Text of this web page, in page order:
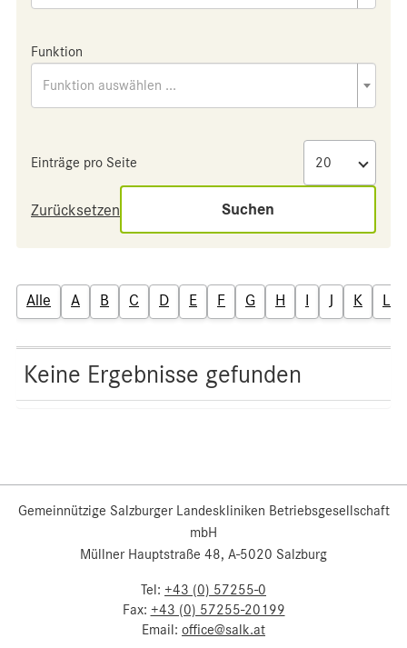
Funktion
Funktion auswählen ...
Einträge pro Seite
Zurücksetzen Suchen
Alle A B C D E F G H I J K L
Keine Ergebnisse gefunden
Gemeinnützige Salzburger Landeskliniken Betriebsgesellschaft
mbH
Müllner Hauptstraße 48, A-5020 Salzburg
Tel: +43 (0) 57255-0
Fax: +43 (0) 57255-20199
Email: office@salk.at